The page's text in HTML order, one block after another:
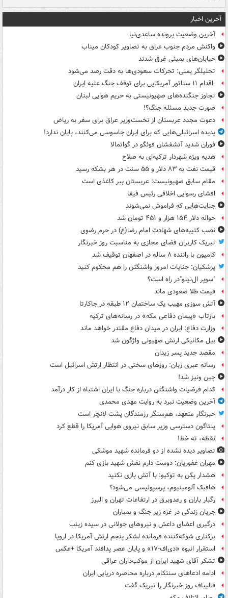
آخرین اخبار
آخرین وضعیت پرونده ساعدی‌نیا
واکنش مردم جنوب عراق به تصاویر کودکان میناب
خیابان‌های بمبئی غرق شدند
تحلیلگر یمنی: تحرکات سعودی‌ها به دقت رصد می‌شود
اقدام ۱۱ سناتور آمریکایی برای توقف جنگ علیه ایران
تجاوز جنگنده‌های صهیونیستی به حریم هوایی لبنان
صورت جدید مسئله جنگ؟!
دعوت مجدد عربستان از نخست‌وزیر عراق برای سفر به ریاض
پدیده اسرائیلی‌هایی که برای ایران جاسوسی می‌کنند، پایان ندارد!
فوران شدید آتشفشان فوئگو در گواتمالا
هدیه ویژه شهردار ترکیه‌ای به صلاح
قیمت نفت به ۸۳ دلار و ۵۵ سنت در هر بشکه رسید
مقام سابق صهیونیست: عربستان ببر کاغذی است
افشای رسوایی اخلاقی رئیس فیفا
جنایت‌هایی که فراموش نمی‌شوند
حواله دلار ۱۵۴ هزار و ۴۵۱ تومان شد
نصب کتیبه‌های شهادت امام رضا(ع) در حرم رضوی
تبریک کاربران فضای مجازی به مناسبت روز خبرنگار
کامیون با راننده ۸ ساله در اصفهان توقیف شد
پزشکیان: جنایات امروز واشنگتن را هم محکوم کنید
"سوپر ال‌نینو"در راه است؟
قیمت طلا صعودی ماند
آتش سوزی مهیب یک ساختمان ۱۲ طبقه در جاکارتا
بازتاب «پیمان دفاعی مکه» در رسانه‌های ترکیه
وزارت دفاع: ایران در میدان دفاع مقتدر خواهد ماند
بیل مکانیکی ارتش صهیونی واژگون شد
مقصد جدید پسر زیدان
رسانه عبری زبان: روزهای سختی در انتظار ارتش اسرائیل است
چین ونیز شد!
کدام فرضیات واشنگتن درباره جنگ با ایران اشتباه از کار درآمد
آخرین وضعیت نبرد به روایت مهدی محمدی
خبرنگار متعهد، هم‌سنگر رزمندگان پشت لانچر است
پنتاگون دسترسی وزیر سابق نیروی هوایی آمریکا را قطع کرد
نقطه، ته خط!
تصاویر دیده‌ نشده از دو فرمانده شهید موشکی
مهران غفوریان: دوست دارم نقش شهید بازی کنم
هشدار پکن به توکیو: با آتش بازی نکنید
هافبک آلومینیوم، پرسپولیسی می‌شود؟
رگبار باران و رعدوبرق در ارتفاعات تهران و البرز
جریان زندگی در غزه زیر جنگ و بمباران
درگیری اعضای داعش و نیروهای جولانی در سیده زینب
برکناری شوکه‌کننده فرمانده لشکر پنجم ارتش آمریکا در اروپا
استقرار انبوه «دی‌اف‑۱۷» و پایان عصر پدافند آمریکا +عکس
تشکر آقای شهید ایران از موکب‌داران عراقی
ادامه ادعاهای سنتکام درباره محاصره دریایی ایران
قالیباف روز خبرنگار را تبریک گفت